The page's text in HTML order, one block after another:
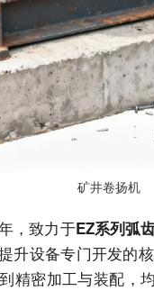
矿井卷扬机
，致力于EZ系列弧
升设备专门开发的
精密加工与装配，